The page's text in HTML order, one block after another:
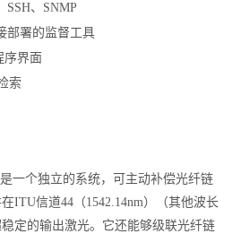
SSH、SNMP
部署的监督工具
序界面
索
一个独立的系统，可主动补偿光纤链
ITU信道44（1542.14nm）（其他波长
定的输出激光。它还能够级联光纤链